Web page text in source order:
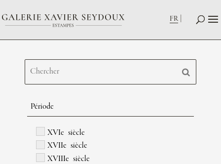
FR
Période
XVIe siècle
XVIIe siècle
XVIIIe siècle